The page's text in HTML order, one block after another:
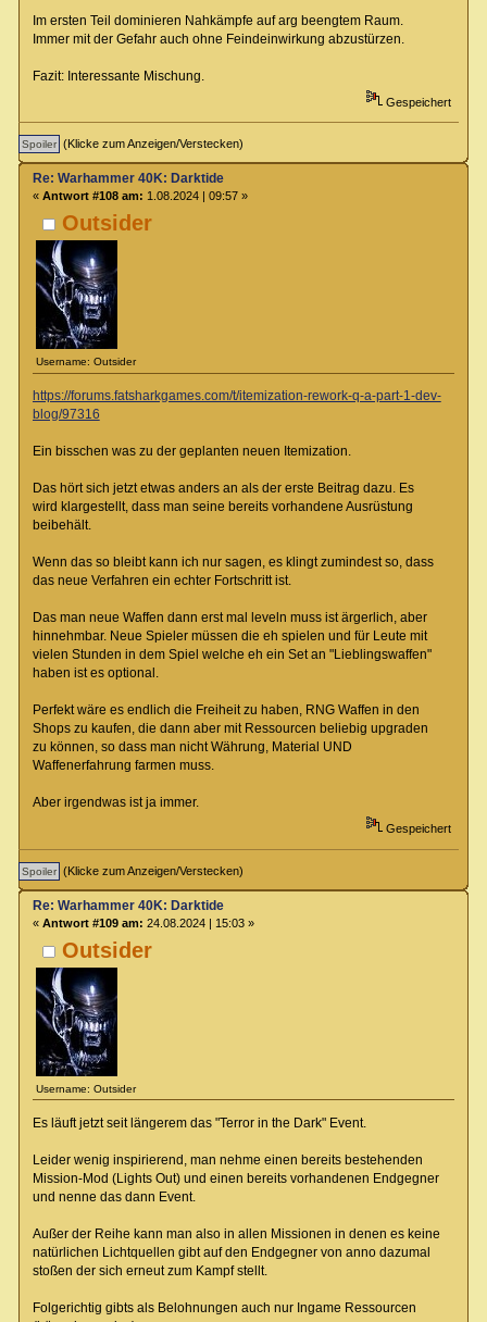
Im ersten Teil dominieren Nahkämpfe auf arg beengtem Raum.
Immer mit der Gefahr auch ohne Feindeinwirkung abzustürzen.
Fazit: Interessante Mischung.
Gespeichert
(Klicke zum Anzeigen/Verstecken)
Outsider
Username: Outsider
Re: Warhammer 40K: Darktide
« Antwort #108 am: 1.08.2024 | 09:57 »
https://forums.fatsharkgames.com/t/itemization-rework-q-a-part-1-dev-
blog/97316
Ein bisschen was zu der geplanten neuen Itemization.
Das hört sich jetzt etwas anders an als der erste Beitrag dazu. Es
wird klargestellt, dass man seine bereits vorhandene Ausrüstung
beibehält.
Wenn das so bleibt kann ich nur sagen, es klingt zumindest so, dass
das neue Verfahren ein echter Fortschritt ist.
Das man neue Waffen dann erst mal leveln muss ist ärgerlich, aber
hinnehmbar. Neue Spieler müssen die eh spielen und für Leute mit
vielen Stunden in dem Spiel welche eh ein Set an "Lieblingswaffen"
haben ist es optional.
Perfekt wäre es endlich die Freiheit zu haben, RNG Waffen in den
Shops zu kaufen, die dann aber mit Ressourcen beliebig upgraden
zu können, so dass man nicht Währung, Material UND
Waffenerfahrung farmen muss.
Aber irgendwas ist ja immer.
Gespeichert
(Klicke zum Anzeigen/Verstecken)
Outsider
Username: Outsider
Re: Warhammer 40K: Darktide
« Antwort #109 am: 24.08.2024 | 15:03 »
Es läuft jetzt seit längerem das "Terror in the Dark" Event.
Leider wenig inspirierend, man nehme einen bereits bestehenden
Mission-Mod (Lights Out) und einen bereits vorhandenen Endgegner
und nenne das dann Event.
Außer der Reihe kann man also in allen Missionen in denen es keine
natürlichen Lichtquellen gibt auf den Endgegner von anno dazumal
stoßen der sich erneut zum Kampf stellt.
Folgerichtig gibts als Belohnungen auch nur Ingame Ressourcen